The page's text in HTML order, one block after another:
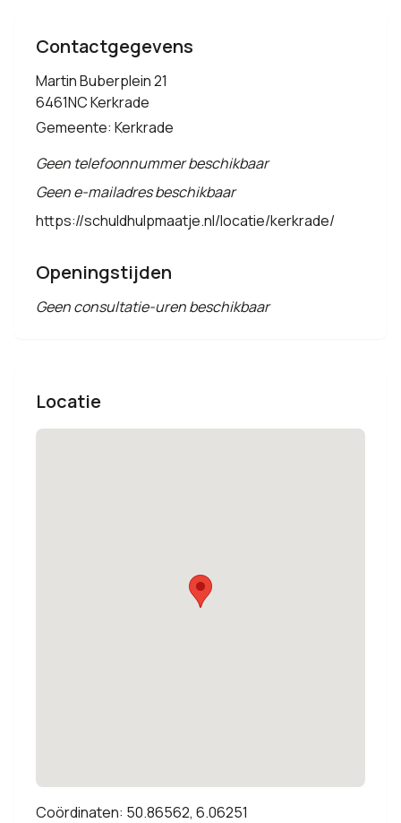
Contactgegevens
Martin Buberplein 21
6461NC Kerkrade
Gemeente: Kerkrade
Geen telefoonnummer beschikbaar
Geen e-mailadres beschikbaar
https://schuldhulpmaatje.nl/locatie/kerkrade/
Openingstijden
Geen consultatie-uren beschikbaar
Locatie
Coördinaten: 50.86562, 6.06251